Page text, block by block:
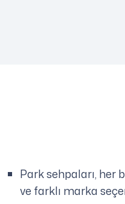
Park sehpaları,
ve farklı marka